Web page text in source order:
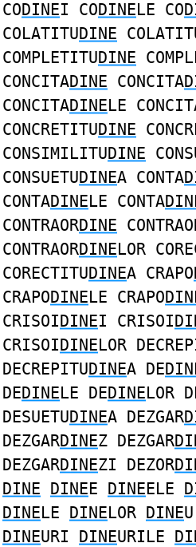
CODINEI CODINELE CO
COLATITUDINE
COMPLETITUDINE
CONCITADINE CONCITA
CONCITADINELE
CONCRETITUDINE
CONSIMILITUDINE
CONSUETUDINEA CONTA
CONTADINELE CONTA
CONTRAORDINE
CONTRAORDINELOR
CORECTITUDINEA CRAPO
CRAPODINELE CRAPO
CRISOIDINEI CRISOI
CRISOIDINELOR
DECREPITUDINEA DE
DEDINELE DEDINELOR
DESUETUDINEA DEZGAR
DEZGARDINEZ DEZGAR
DEZGARDINEZI DEZOR
DINE DINEE DINEELE
DINELE DINELOR DINEU
DINEURI DINEURILE